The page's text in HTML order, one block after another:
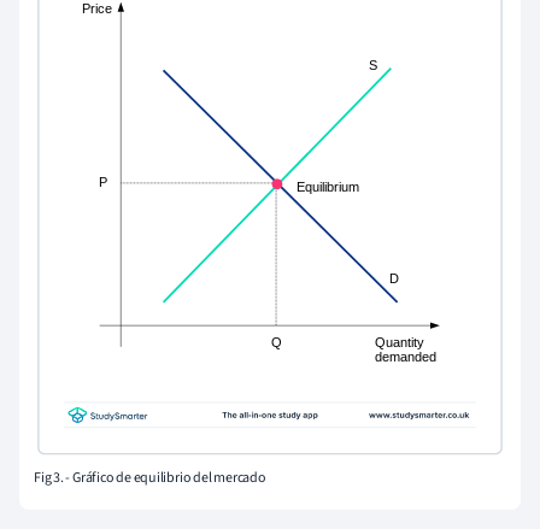
Fig 3. - Gráfico de equilibrio del mercado